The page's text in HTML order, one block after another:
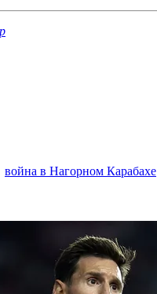
война в Нагорном Карабахе